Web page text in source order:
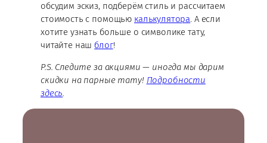
обсудим эскиз, подберём стиль и рассчитаем
стоимость с помощью калькулятора. А если
хотите узнать больше о символике тату,
читайте наш блог!
P.S. Следите за акциями — иногда мы дарим
скидки на парные тату! Подробности
здесь.